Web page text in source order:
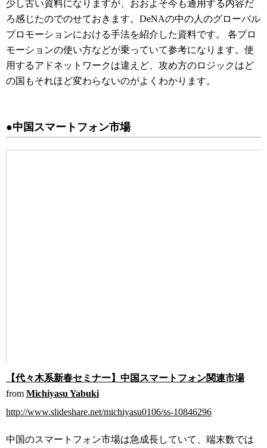
少し古い資料になりますが、おおよそ今も通用する内容だ
ろ感じたのでのせておきます。DeNAの中の人のグローバル
プロモーションにおける手法を紹介した資料です。 各プロ
モーションの使い方などが乗っていて参考になります。使
用するアドネットワークは違えど、攻め方のロジックはど
の国もそれほど変わらないのがよくわかります。
●中国スマートフォン市場
【代々木系新春セミナー】中国スマートフォン関連市場
from Michiyasu Yabuki
http://www.slideshare.net/michiyasu0106/ss-10846296
中国のスマートフォン市場は急成長していて、端末数では